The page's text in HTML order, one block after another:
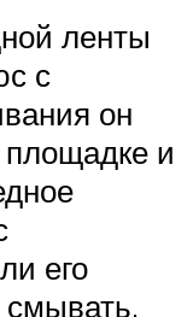
ленты
с
он
площадке и
его